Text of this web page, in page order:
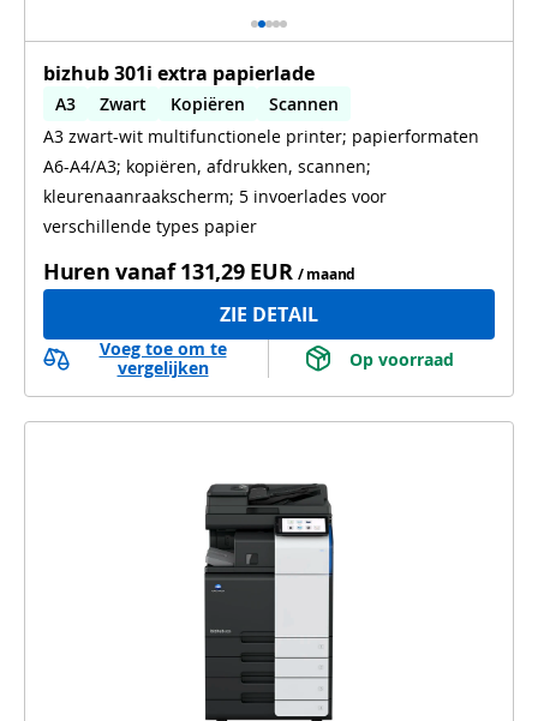
bizhub 301i extra papierlade
A3 Zwart Kopiëren
Scannen
Automatisch dubbelzijdig printen
A3 zwart-wit multifunctionele printer; papierformaten
A6-A4/A3; kopiëren, afdrukken, scannen;
kleurenaanraakscherm; 5 invoerlades voor
verschillende types papier
Huren vanaf 131,29 EUR / maand
ZIE DETAIL
Voeg toe om te
vergelijken
Op voorraad